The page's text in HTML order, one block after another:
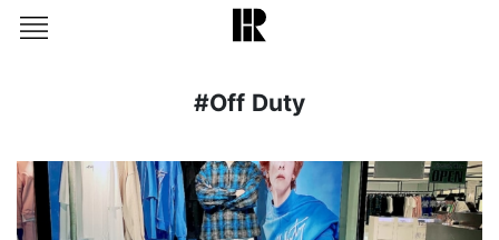
#Off Duty